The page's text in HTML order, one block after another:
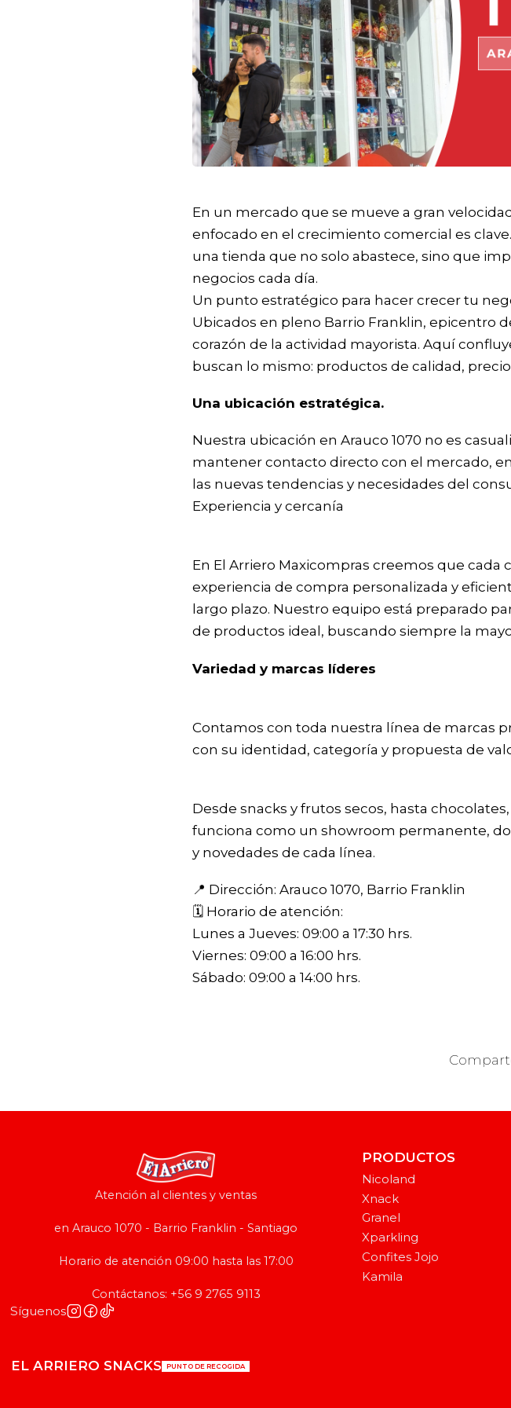
En un mercado que se mueve a gran
enfocado en el crecimiento comercial es
una tienda que no solo abastece, sino que
negocios cada día.
Un punto estratégico para hacer crecer tu
Ubicados en pleno Barrio Franklin, epicentro
corazón de la actividad mayorista. Aquí
buscan lo mismo: productos de calidad,
Una ubicación estratégica.
Nuestra ubicación en Arauco 1070 no es
mantener contacto directo con el mercado,
las nuevas tendencias y necesidades del
Experiencia y cercanía
En El Arriero Maxicompras creemos que cada
experiencia de compra personalizada y
largo plazo. Nuestro equipo está preparado
de productos ideal, buscando siempre la
Variedad y marcas líderes
Contamos con toda nuestra línea de marcas
con su identidad, categoría y propuesta de
Desde snacks y frutos secos, hasta
funciona como un showroom permanente,
y novedades de cada línea.
📍 Dirección: Arauco 1070, Barrio Franklin
🗓️ Horario de atención:
Lunes a Jueves: 09:00 a 17:30 hrs.
Viernes: 09:00 a 16:00 hrs.
Sábado: 09:00 a 14:00 hrs.
Atención al clientes y ventas
en Arauco 1070 - Barrio Franklin - Santiago
Horario de atención 09:00 hasta las 17:00
Contáctanos: +56 9 2765 9113
Síguenos
PRODUCTOS
Nicoland
Xnack
Granel
Xparkling
Confites Jojo
Kamila
EL ARRIERO SNACKS PUNTO DE RECOGIDA